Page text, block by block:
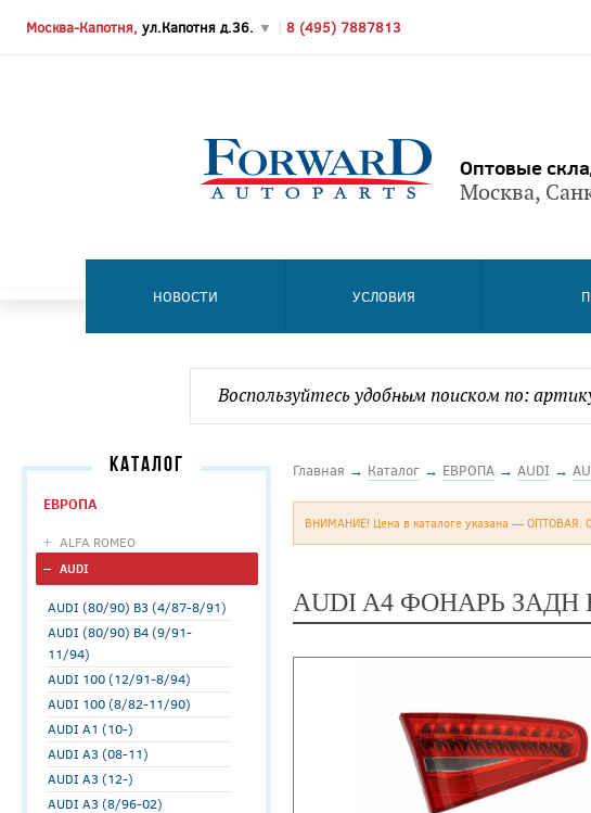
Москва-Капотня, ул.Капотня д.36. ▼ 8 (495) 7887813
Оптовые
Москва,
НОВОСТИ УСЛОВИЯ
КАТАЛОГ
ЕВРОПА
ALFA ROMEO
AUDI
AUDI (80/90) B3 (4/87-8/91)
AUDI (80/90) B4 (9/91-
11/94)
AUDI 100 (12/91-8/94)
AUDI 100 (8/82-11/90)
AUDI A1 (10-)
AUDI A3 (08-11)
AUDI A3 (12-)
AUDI A3 (8/96-02)
Главная → Каталог → ЕВРОПА → AUDI →
ВНИМАНИЕ! Цена в каталоге указана — ОПТОВАЯ.
AUDI A4 ФОНАРЬ ЗАДН